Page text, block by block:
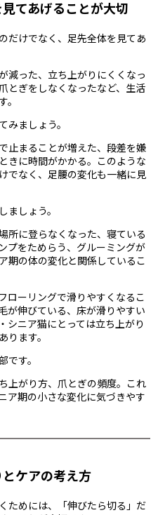
てあげることが大切
だけでなく、足先全体を見てあ
減った、立ち上がりにくくなっ
とぎをしなくなったなど、生活
。
みましょう。
止まることが増えた、段差を嫌
きに時間がかかる。このような
でなく、足腰の変化も一緒に見
ましょう。
所に登らなくなった、寝ている
プをためらう、グルーミングが
期の体の変化と関係しているこ
ローリングで滑りやすくなるこ
が伸びている、床が滑りやすい
シニア猫にとっては立ち上がり
ります。
です。
上がり方、爪とぎの頻度。これ
ア期の小さな変化に気づきやす
ケアの考え方
ためには、「伸びたら切る」だ